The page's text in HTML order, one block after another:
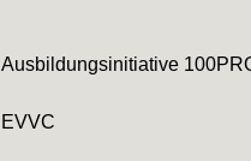
Ausbildungsinitiative
EVVC